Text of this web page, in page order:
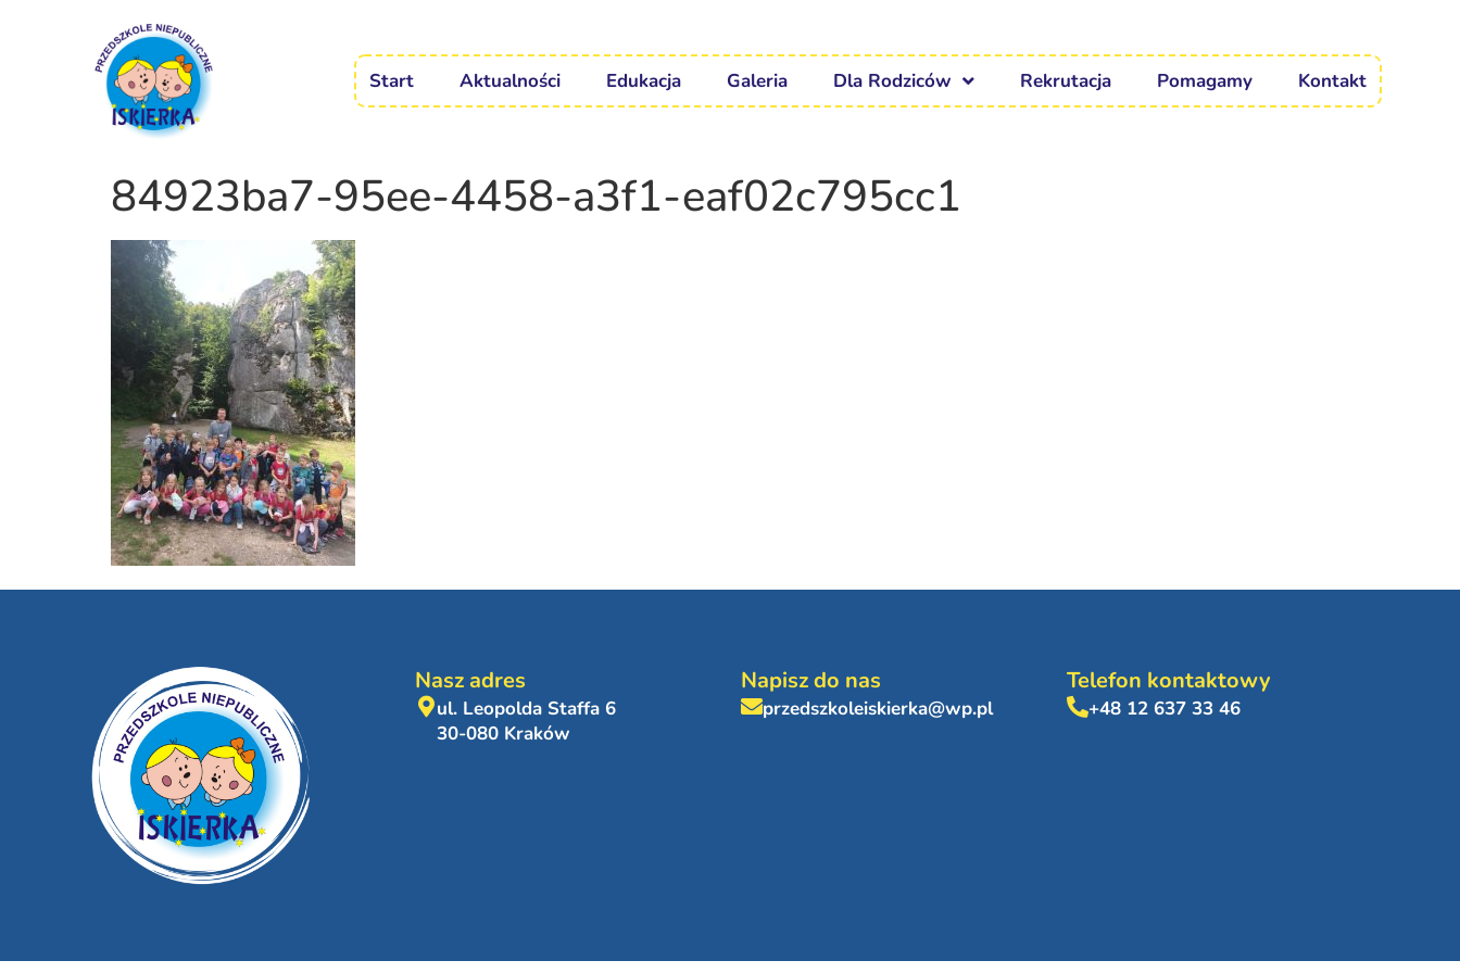
Start Aktualności Edukacja Galeria Dla Rodziców Rekrutacja Pomagamy Kontakt
84923ba7-95ee-4458-a3f1-eaf02c795cc1
Nasz adres
ul. Leopolda Staffa 6
30-080 Kraków
Napisz do nas
przedszkoleiskierka@wp.pl
Telefon kontaktowy
+48 12 637 33 46